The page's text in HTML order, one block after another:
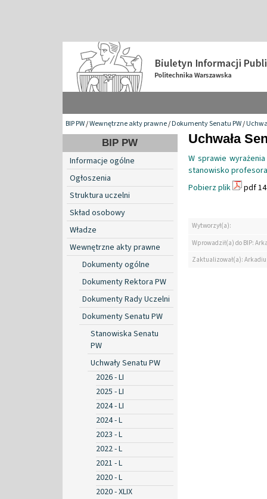
BIP PW/Wewnętrzne akty prawne/Dokumenty Senatu PW/
BIP PW
Informacje ogólne
Ogłoszenia
Struktura uczelni
Skład osobowy
Władze
Wewnętrzne akty prawne
Dokumenty ogólne
Dokumenty Rektora PW
Dokumenty Rady Uczelni
Dokumenty Senatu PW
Stanowiska Senatu
PW
Uchwały Senatu PW
2026 - LI
2025 - LI
2024 - LI
2024 - L
2023 - L
2022 - L
2021 - L
2020 - L
2020 - XLIX
Uchwała
W sprawie
stanowisko
Pobierz plik
pdf
Wytworzył(a):
Wprowadził(a) do BIP:
Zaktualizował(a):